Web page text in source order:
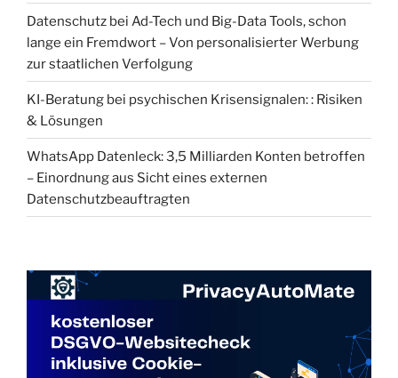
Datenschutz bei Ad-Tech und Big-Data Tools, schon
lange ein Fremdwort – Von personalisierter Werbung
zur staatlichen Verfolgung
KI-Beratung bei psychischen Krisensignalen: : Risiken
& Lösungen
WhatsApp Datenleck: 3,5 Milliarden Konten betroffen
– Einordnung aus Sicht eines externen
Datenschutzbeauftragten